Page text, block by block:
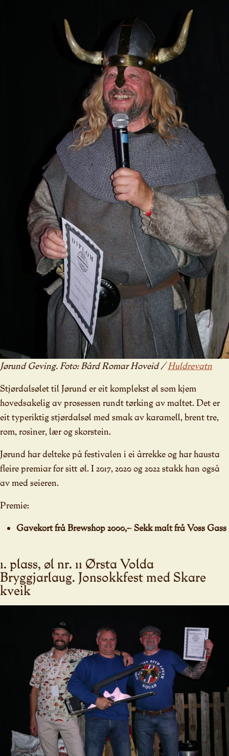
Jørund Geving. Foto: Bård Romar Hoveid /Huldrevatn
Stjørdalsølet til Jørund er eit komplekst øl som kjem
hovedsakelig av prosessen rundt tørking av maltet. Det er
eit typeriktig stjørdalsøl med smak av karamell, brent tre,
rom, rosiner, lær og skorstein.
Jørund har delteke på festivalen i ei årrekke og har hausta
fleire premiar for sitt øl. I 2017, 2020 og 2022 stakk han også
av med seieren.
Premie:
Gavekort frå Brewshop 2000,--Sekk malt frå Voss Gass
1. plass, øl nr. 11 Ørsta Volda
Bryggjarlaug. Jonsokkfest med Skare
kveik